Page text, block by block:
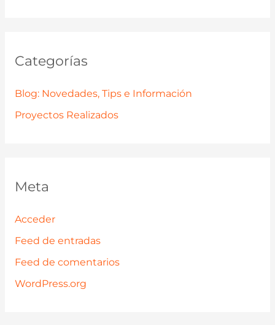
Categorías
Blog: Novedades, Tips e Información
Proyectos Realizados
Meta
Acceder
Feed de entradas
Feed de comentarios
WordPress.org